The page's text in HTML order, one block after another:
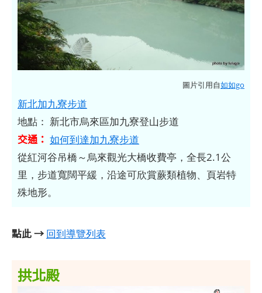
圖片引用自如如go
新北加九寮步道
地點： 新北市烏來區加九寮登山步道
交通： 如何到達加九寮步道
從紅河谷吊橋～烏來觀光大橋收費亭，全長2.1公
里，步道寬闊平緩，沿途可欣賞蕨類植物、頁岩特
殊地形。
點此 → 回到導覽列表
拱北殿